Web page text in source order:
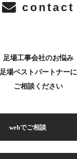
contact
足場工事会社のお悩み
足場ベストパートナーに
ご相談ください
webでご相談